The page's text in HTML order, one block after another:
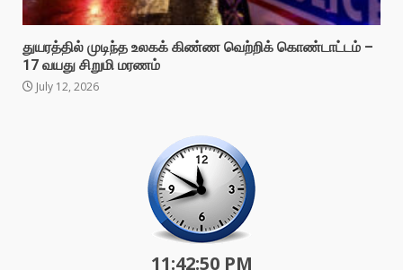
துயரத்தில் முடிந்த உலகக் கிண்ண வெற்றிக் கொண்டாட்டம் –
17 வயது சிறுமி மரணம்
July 12, 2026
11:42:52 PM